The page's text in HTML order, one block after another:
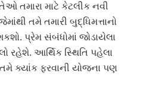
તમારા માટે કેટલીક નવી
તમે તમારી બુદ્ધિમત્તાનો
પ્રેમ સંબંધોમાં જોડાયેલા
રહેશે. આર્થિક સ્થિતિ પહેલા
ક્યાંક ફરવાની યોજના પણ